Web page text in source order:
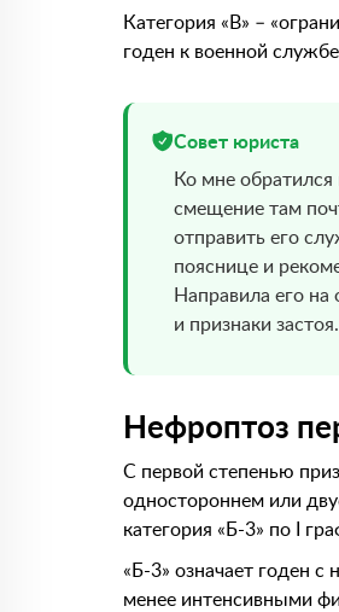
Категория «В» –
годен к военной
Совет юриста
Ко мне
смещение там
отправить его
пояснице и
Направила его
и признаки
Нефроптоз
С первой степенью
одностороннем или
категория «Б-3» по I
«Б-3» означает годен с
менее интенсивными